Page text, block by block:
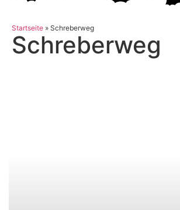
Startseite » Schreberweg
Schreberweg